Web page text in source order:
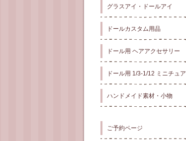
グラスアイ・ドールアイ
ドールカスタム用品
ドール用 ヘアアクセサリー
ドール用 1/3-1/12 ミニチュア
ハンドメイド素材・小物
ご予約ページ